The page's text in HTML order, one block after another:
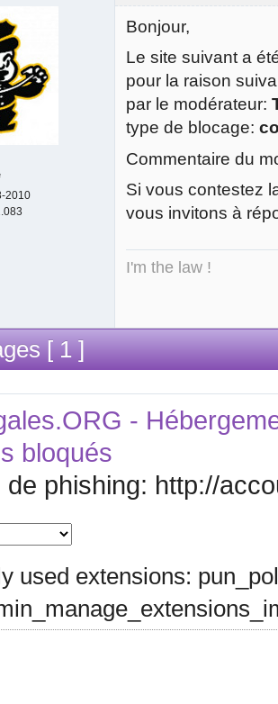
2010
Bonjour,
Le site suivant a
pour la raison
par le modérateur:
type de blocage:
Commentaire du
Si vous contestez
vous invitons à
I'm the law !
[ 1 ]
-
bloqués
de phishing: http://
used extensions: